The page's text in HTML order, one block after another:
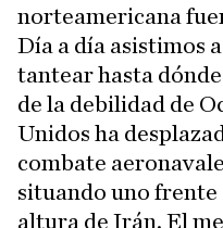
norteamericana
Día a día asistimos
tantear hasta
de la debilidad de
Unidos ha
combate
situando uno frente
altura de Irán. El